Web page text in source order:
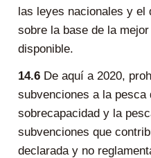
las leyes nacionales y el
sobre la base de la
disponible.
14.6 De aquí a 2020,
subvenciones a la pesca
sobrecapacidad y la
subvenciones que
declarada y no